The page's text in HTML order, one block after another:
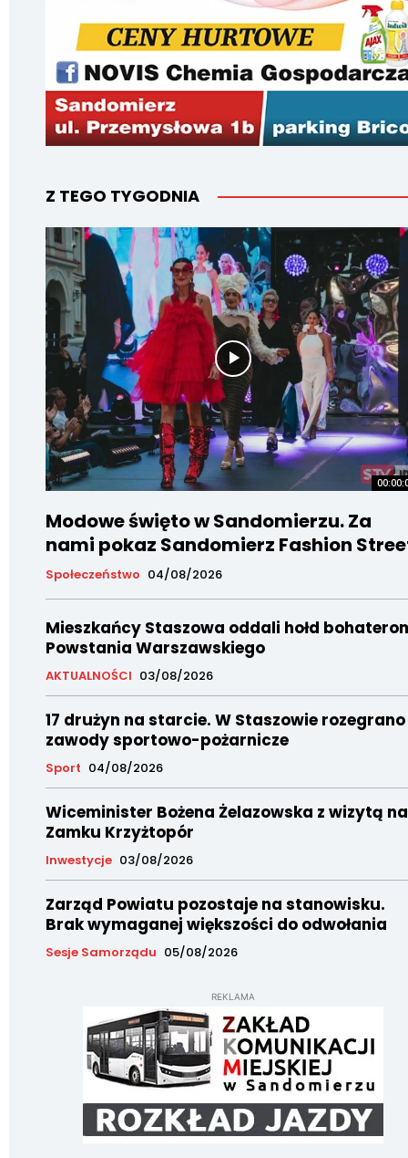
Z TEGO TYGODNIA
Modowe święto w Sandomierzu. Za
nami pokaz Sandomierz Fashion
Społeczeństwo 04/08/2026
Mieszkańcy Staszowa oddali hołd
Powstania Warszawskiego
AKTUALNOŚCI 03/08/2026
17 drużyn na starcie. W Staszowie rozegrano
zawody sportowo-pożarnicze
Sport 04/08/2026
Wiceminister Bożena Żelazowska z wizytą na
Zamku Krzyżtopór
Inwestycje 03/08/2026
Zarząd Powiatu pozostaje na stanowisku.
Brak wymaganej większości do odwołania
Sesje Samorządu 05/08/2026
REKLAMA